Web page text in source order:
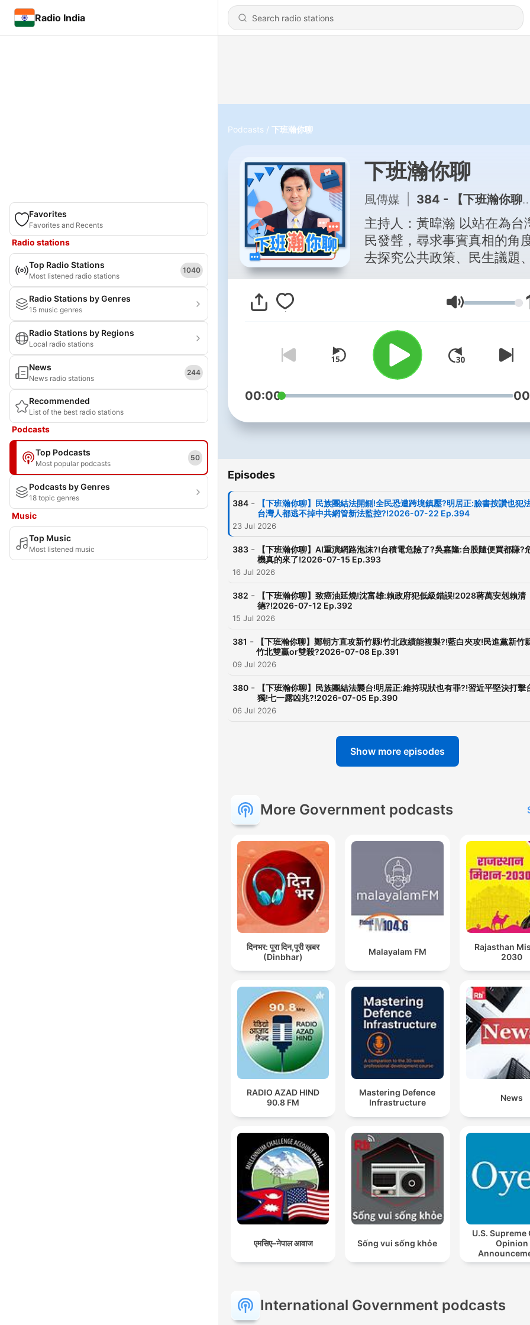
Radio India
Favorites
Favorites and Recents
Radio stations
Top Radio Stations
Most listened radio stations
1040
Radio Stations by Genres
15 music genres
Radio Stations by Regions
Local radio stations
News
News radio stations
244
Recommended
List of the best radio stations
Podcasts
Top Podcasts
Most popular podcasts
50
Podcasts by Genres
18 topic genres
Music
Top Music
Most listened music
Podcasts 下班瀚你聊
下班瀚你聊
風傳媒 384 - 【下班瀚你聊】民族團結法開鍘!全民恐遭跨境鎮壓?明居正:臉書按讚也犯法?!台灣人都逃不掉中共網管新法監控?!2026-07-22 Ep.394
主持人：黃暐瀚 以站在為台灣人
民發聲，尋求事實真相的角
去探究公共政策、民生議題
讓台灣能夠在中美博弈下，能
得到最大利益為出發點。站
眾能夠從中獲取最正確的政治
點，而不再只是單純站在非藍
綠的角度去討論。 -- Hosting
provided bySoundOn
Volume
00:00
Episodes
384 -
【下班瀚你聊】民族團結法開鍘!全民恐遭跨境鎮壓?明居正:臉書按讚也犯
台灣人都逃不掉中共網管新法監控?!2026-07-22 Ep.394
23 Jul 2026
383 -
【下班瀚你聊】AI重演網路泡沫?!台積電危險了?吳嘉隆:台股隨便買都賺?
機真的來了!2026-07-15 Ep.393
16 Jul 2026
382 -
【下班瀚你聊】致癌油延燒!沈富雄:賴政府犯低級錯誤!2028蔣萬安剋賴清
德?!2026-07-12 Ep.392
15 Jul 2026
381 -
【下班瀚你聊】鄭朝方直攻新竹縣!竹北政績能複製?!藍白夾攻!民進黨新竹
竹北雙贏or雙殺?2026-07-08 Ep.391
09 Jul 2026
380 -
【下班瀚你聊】民族團結法襲台!明居正:維持現狀也有罪?!習近平堅決打擊
獨!七一露凶兆?!2026-07-05 Ep.390
06 Jul 2026
Show more episodes
More Government podcasts
दिनभर: पूरा दिन,पूरी ख़बर
(Dinbhar)
Malayalam FM
Rajasthan
2030
RADIO AZAD HIND
90.8 FM
Mastering Defence
Infrastructure
News
एमसिए–नेपाल आवाज Sống vui sống khỏe
U.S. Supreme
Opinion
International Government podcasts